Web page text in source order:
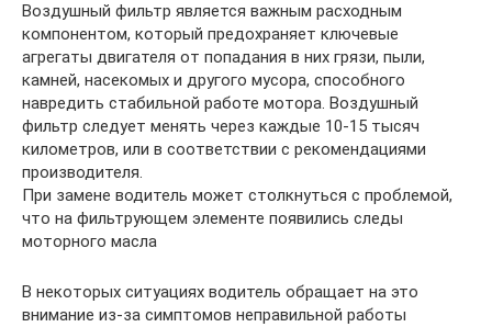
Воздушный фильтр является важным расходным
компонентом, который предохраняет ключевые
агрегаты двигателя от попадания в них грязи, пыли,
камней, насекомых и другого мусора, способного
навредить стабильной работе мотора. Воздушный
фильтр следует менять через каждые 10-15 тысяч
километров, или в соответствии с рекомендациями
производителя.
При замене водитель может столкнуться с проблемой,
что на фильтрующем элементе появились следы
моторного масла
В некоторых ситуациях водитель обращает на это
внимание из-за симптомов неправильной работы